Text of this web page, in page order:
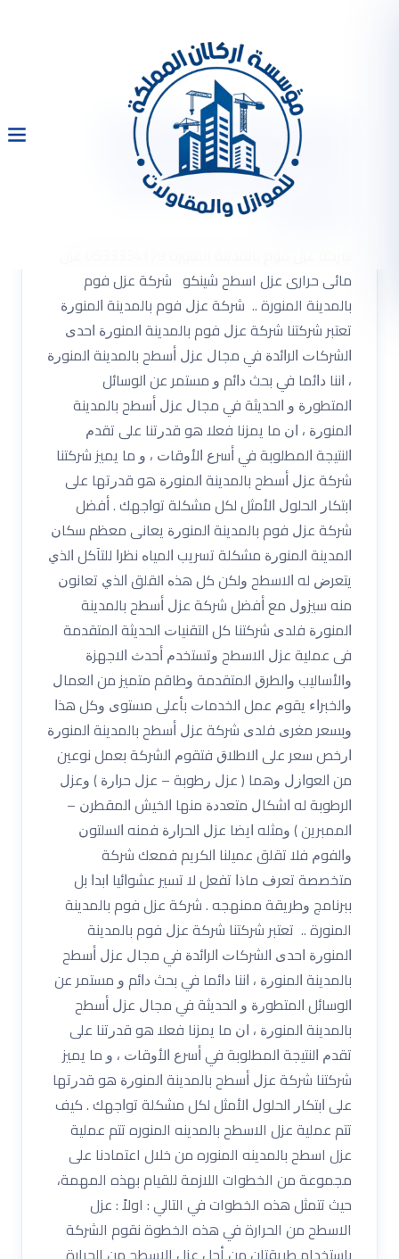
شركة عزل فوم بالمدينة
المنورة 0533334179 عزل
مائى حرارى عزل اسطح
مائى حرارى عزل اسطح شينكو شركة عزل فوم
بالمدينة المنورة .. شرﻛﺔ ﻋﺰﻝ فوم ﺑﺎﻟﻤﺪﻳﻨﺔ ﺍﻟﻤﻨﻮﺭﺓ
ﺗﻌﺘﺒﺮ ﺷﺮﻛﺘﻨﺎ شرﻛﺔ ﻋﺰﻝ فوم ﺑﺎﻟﻤﺪﻳﻨﺔ ﺍﻟﻤﻨﻮﺭﺓ ﺍﺣﺪﻯ
ﺍﻟﺸﺮﻛﺎﺕ ﺍﻟﺮﺍﺋﺪﺓ ﻓﻲ ﻣﺠﺎﻝ ﻋﺰﻝ ﺃﺳﻄﺢ ﺑﺎﻟﻤﺪﻳﻨﺔ ﺍﻟﻤﻨﻮﺭﺓ
، ﺍﻧﻨﺎ ﺩﺍﺋﻤﺎ ﻓﻲ ﺑﺤﺚ ﺩﺍﺋﻢ ﻭ ﻣﺴﺘﻤﺮ ﻋﻦ ﺍﻟﻮﺳﺎﺋﻞ
ﺍﻟﻤﺘﻄﻮﺭﺓ ﻭ ﺍﻟﺤﺪﻳﺜﺔ ﻓﻲ ﻣﺠﺎﻝ ﻋﺰﻝ ﺃﺳﻄﺢ ﺑﺎﻟﻤﺪﻳﻨﺔ
ﺍﻟﻤﻨﻮﺭﺓ ، ﺍﻥ ﻣﺎ ﻳﻤﺰﻧﺎ ﻓﻌﻼ ﻫﻮ ﻗﺪﺭﺗﻨﺎ ﻋﻠﻰ ﺗﻘﺪﻡ
ﺍﻟﻨﺘﻴﺠﺔ ﺍﻟﻤﻄﻠﻮﺑﺔ ﻓﻲ ﺃﺳﺮﻉ ﺍﻷﻭﻗﺎﺕ ، ﻭ ﻣﺎ ﻳﻤﻴﺰ ﺷﺮﻛﺘﻨﺎ
ﺷﺮﻛﺔ ﻋﺰﻝ ﺃﺳﻄﺢ ﺑﺎﻟﻤﺪﻳﻨﺔ ﺍﻟﻤﻨﻮﺭﺓ ﻫﻮ ﻗﺪﺭﺗﻬﺎ ﻋﻠﻰ
ﺍﺑﺘﻜﺎﺭ ﺍﻟﺤﻠﻮﻝ ﺍﻷﻣﺜﻞ ﻟﻜﻞ ﻣﺸﻜﻠﺔ ﺗﻮﺍﺟﻬﻚ . ﺃﻓﻀﻞ
شرﻛﺔ ﻋﺰﻝ فوم ﺑﺎﻟﻤﺪﻳﻨﺔ ﺍﻟﻤﻨﻮﺭﺓ ﻳﻌﺎﻧﻰ ﻣﻌﻈﻢ ﺳﻜﺎﻥ
ﺍﻟﻤﺪﻳﻨﺔ ﺍﻟﻤﻨﻮﺭﺓ ﻣﺸﻜﻠﺔ ﺗﺴﺮﻳﺐ ﺍﻟﻤﻴﺎﻩ ﻧﻈﺮﺍ ﻟﻠﺘﺂﻛﻞ ﺍﻟﺬﻱ
ﻳﺘﻌﺮﺽ ﻟﻪ ﺍﻻﺳﻄﺢ ﻭﻟﻜﻦ ﻛﻞ ﻫﺬﻩ ﺍﻟﻘﻠﻖ ﺍﻟﺬﻱ ﺗﻌﺎﻧﻮﻥ
ﻣﻨﻪ ﺳﻴﺰﻭﻝ ﻣﻊ ﺃﻓﻀﻞ ﺷﺮﻛﺔ ﻋﺰﻝ ﺃﺳﻄﺢ ﺑﺎﻟﻤﺪﻳﻨﺔ
ﺍﻟﻤﻨﻮﺭﺓ ﻓﻠﺪﻯ ﺷﺮﻛﺘﻨﺎ ﻛﻞ ﺍﻟﺘﻘﻨﻴﺎﺕ ﺍﻟﺤﺪﻳﺜﺔ ﺍﻟﻤﺘﻘﺪﻣﺔ
ﻓﻰ ﻋﻤﻠﻴﺔ ﻋﺰﻝ ﺍﻻﺳﻄﺢ ﻭﺗﺴﺘﺨﺪﻡ ﺃﺣﺪﺙ ﺍﻻﺟﻬﺰﺓ
ﻭﺍﻷﺳﺎﻟﻴﺐ ﻭﺍﻟﻄﺮﻕ ﺍﻟﻤﺘﻘﺪﻣﺔ ﻭﻃﺎﻗﻢ ﻣﺘﻤﻴﺰ ﻣﻦ ﺍﻟﻌﻤﺎﻝ
ﻭﺍﻟﺨﺒﺮﺍﺀ ﻳﻘﻮﻡ ﻋﻤﻞ ﺍﻟﺨﺪﻣﺎﺕ ﺑﺄﻋﻠﻰ ﻣﺴﺘﻮﻯ ﻭﻛﻞ ﻫﺬﺍ
ﻭﺑﺴﻌﺮ ﻣﻐﺮﻯ ﻓﻠﺪﻯ ﺷﺮﻛﺔ ﻋﺰﻝ ﺃﺳﻄﺢ ﺑﺎﻟﻤﺪﻳﻨﺔ ﺍﻟﻤﻨﻮﺭﺓ
ﺍﺭﺧﺺ ﺳﻌﺮ ﻋﻠﻰ ﺍﻻﻃﻼﻕ ﻓﺘﻘﻮﻡ ﺍﻟﺸﺮﻛﺔ ﺑﻌﻤﻞ ﻧﻮﻋﻴﻦ
ﻣﻦ ﺍﻟﻌﻮﺍﺯﻝ ﻭﻫﻤﺎ ‏( ﻋﺰﻝ ﺭﻃﻮﺑﺔ – ﻋﺰﻝ ﺣﺮﺍﺭﺓ ‏) ﻭﻋﺰﻝ
ﺍﻟﺮﻃﻮﺑﺔ ﻟﻪ ﺍﺷﻜﺎﻝ ﻣﺘﻌﺪﺩﺓ ﻣﻨﻬﺎ ﺍﻟﺨﻴﺶ ﺍﻟﻤﻘﻄﺮﻥ –
ﺍﻟﻤﻤﺒﺮﻳﻦ ‏) ﻭﻣﺜﻠﻪ ﺍﻳﻀﺎ ﻋﺰﻝ ﺍﻟﺤﺮﺍﺭﺓ ﻓﻤﻨﻪ ﺍﻟﺴﻠﺘﻮﻥ
ﻭﺍﻟﻔﻮﻡ ﻓﻼ ﺗﻘﻠﻖ ﻋﻤﻴﻠﻨﺎ ﺍﻟﻜﺮﻳﻢ ﻓﻤﻌﻚ ﺷﺮﻛﺔ
ﻣﺘﺨﺼﺼﺔ ﺗﻌﺮﻑ ﻣﺎﺫﺍ ﺗﻔﻌﻞ ﻻ ﺗﺴﻴﺮ ﻋﺸﻮﺍﺋﻴﺎ ﺍﺑﺪﺍ ﺑﻞ
ﺑﺒﺮﻧﺎﻣﺞ ﻭﻃﺮﻳﻘﺔ ﻣﻤﻨﻬﺠﻪ . شركة عزل فوم بالمدينة
المنورة .. ﺗﻌﺘﺒﺮ ﺷﺮﻛﺘﻨﺎ شرﻛﺔ ﻋﺰﻝ فوم ﺑﺎﻟﻤﺪﻳﻨﺔ
ﺍﻟﻤﻨﻮﺭﺓ ﺍﺣﺪﻯ ﺍﻟﺸﺮﻛﺎﺕ ﺍﻟﺮﺍﺋﺪﺓ ﻓﻲ ﻣﺠﺎﻝ ﻋﺰﻝ ﺃﺳﻄﺢ
ﺑﺎﻟﻤﺪﻳﻨﺔ ﺍﻟﻤﻨﻮﺭﺓ ، ﺍﻧﻨﺎ ﺩﺍﺋﻤﺎ ﻓﻲ ﺑﺤﺚ ﺩﺍﺋﻢ ﻭ ﻣﺴﺘﻤﺮ ﻋﻦ
ﺍﻟﻮﺳﺎﺋﻞ ﺍﻟﻤﺘﻄﻮﺭﺓ ﻭ ﺍﻟﺤﺪﻳﺜﺔ ﻓﻲ ﻣﺠﺎﻝ ﻋﺰﻝ ﺃﺳﻄﺢ
ﺑﺎﻟﻤﺪﻳﻨﺔ ﺍﻟﻤﻨﻮﺭﺓ ، ﺍﻥ ﻣﺎ ﻳﻤﺰﻧﺎ ﻓﻌﻼ ﻫﻮ ﻗﺪﺭﺗﻨﺎ ﻋﻠﻰ
ﺗﻘﺪﻡ ﺍﻟﻨﺘﻴﺠﺔ ﺍﻟﻤﻄﻠﻮﺑﺔ ﻓﻲ ﺃﺳﺮﻉ ﺍﻷﻭﻗﺎﺕ ، ﻭ ﻣﺎ ﻳﻤﻴﺰ
ﺷﺮﻛﺘﻨﺎ ﺷﺮﻛﺔ ﻋﺰﻝ ﺃﺳﻄﺢ ﺑﺎﻟﻤﺪﻳﻨﺔ ﺍﻟﻤﻨﻮﺭﺓ ﻫﻮ ﻗﺪﺭﺗﻬﺎ
ﻋﻠﻰ ﺍﺑﺘﻜﺎﺭ ﺍﻟﺤﻠﻮﻝ ﺍﻷﻣﺜﻞ ﻟﻜﻞ ﻣﺸﻜﻠﺔ ﺗﻮﺍﺟﻬﻚ . كيف
تتم عملية عزل الاسطح بالمدينه المنوره تتم عملية
عزل اسطح بالمدينه المنوره من خلال اعتمادنا على
مجموعة من الخطوات اللازمة للقيام بهذه المهمة،
حيث تتمثل هذه الخطوات في التالي : اولاً : عزل
الاسطح من الحرارة في هذه الخطوة نقوم الشركة